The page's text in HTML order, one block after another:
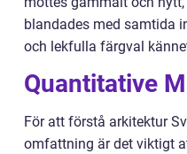
blandades med samtida
och lekfulla färgval
Quantitative
För att förstå arkitektur
omfattning är det viktigt